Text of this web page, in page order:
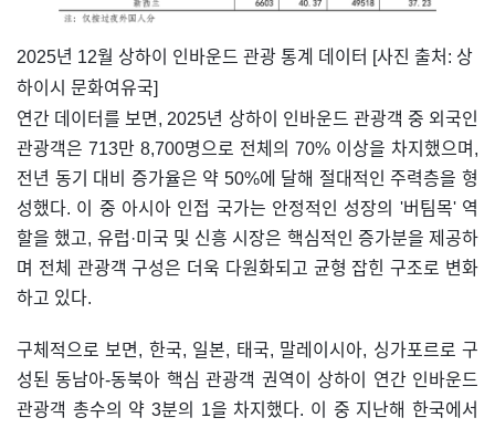
​2025년 12월 상하이 인바운드 관광 통계 데이터 [사진 출처: 상
하이시 문화여유국]
연간 데이터를 보면, 2025년 상하이 인바운드 관광객 중 외국인
관광객은 713만 8,700명으로 전체의 70% 이상을 차지했으며,
전년 동기 대비 증가율은 약 50%에 달해 절대적인 주력층을 형
성했다. 이 중 아시아 인접 국가는 안정적인 성장의 '버팀목' 역
할을 했고, 유럽·미국 및 신흥 시장은 핵심적인 증가분을 제공하
며 전체 관광객 구성은 더욱 다원화되고 균형 잡힌 구조로 변화
하고 있다.
구체적으로 보면, 한국, 일본, 태국, 말레이시아, 싱가포르로 구
성된 동남아-동북아 핵심 관광객 권역이 상하이 연간 인바운드
관광객 총수의 약 3분의 1을 차지했다. 이 중 지난해 한국에서